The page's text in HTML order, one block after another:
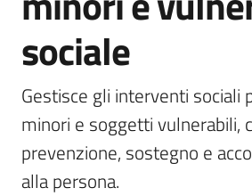
Vivere
il
Comune
sociale
Gestisce gli interventi sociali
minori e soggetti vulnerabili,
prevenzione, sostegno e
alla persona.